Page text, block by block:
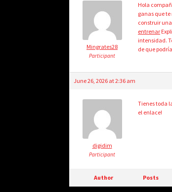
Mingrates28
Participant
Hola
ganas que
construir
entrenar
intensidad.
de que
June 26, 2026 at 2:36 am
digidim
Participant
Tienes toda
el enlace!
Author Posts